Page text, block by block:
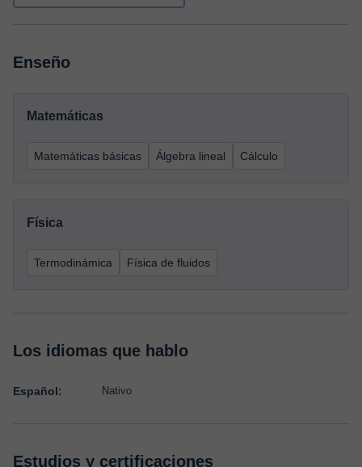
Enseño
Matemáticas
Matemáticas básicas Álgebra lineal Cálculo
Física
Termodinámica Física de fluidos
Los idiomas que hablo
Español: Nativo
Estudios y certificaciones